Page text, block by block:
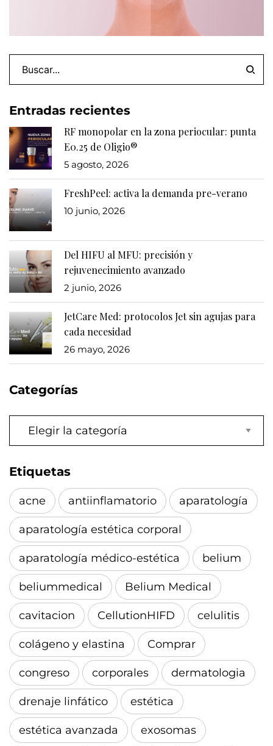
Entradas recientes
RF monopolar en la zona periocular: punta
E0.25 de Oligio®
5 agosto, 2026
FreshPeel: activa la demanda pre-verano
10 junio, 2026
Del HIFU al MFU: precisión y
rejuvenecimiento avanzado
2 junio, 2026
JetCare Med: protocolos Jet sin agujas para
cada necesidad
26 mayo, 2026
Categorías
Categorías
Etiquetas
acne antiinflamatorio aparatología
aparatología estética corporal
aparatología médico-estética belium
beliummedical Belium Medical
cavitacion CellutionHIFD celulitis
colágeno y elastina Comprar
congreso corporales dermatologia
drenaje linfático estética
estética avanzada exosomas